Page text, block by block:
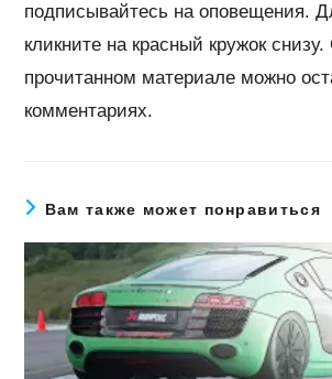
подписывайтесь на оповещения.
кликните на красный кружок
прочитанном материале можно
комментариях.
Вам также может понравиться